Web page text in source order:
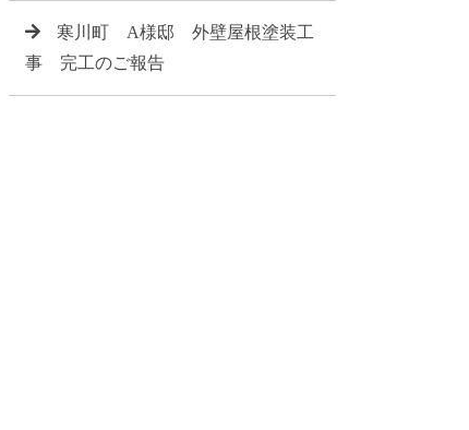
寒川町 A様邸 外壁屋根塗装工
事 完工のご報告